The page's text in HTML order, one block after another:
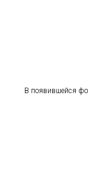
В появившейся